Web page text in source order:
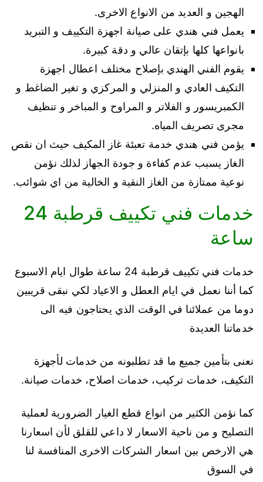
الهجين و العديد من الانواع الاخرى.
يعمل فني هندي على صيانة اجهزة التكييف و التبريد
بانواعها كلها بإتقان عالي و دقة كبيرة.
يقوم الفني الهندي بإصلاح مختلف اعطال اجهزة
التكيف العادي و المنزلي و المركزي و تغير الضاغط و
الكمبريسور و الفلاتر و المراوح و المباخر و تنظيف
مجرى تصريف المياه.
يؤمن فني هندي خدمة تعبئة غاز المكيف حيث ان نقص
الغاز يسبب عدم كفاءة و جودة الجهاز لذلك نؤمن
نوعية ممتازة من الغاز النقية و الخالية من اي شوائب.
خدمات فني تكييف قرطبة 24
ساعة
خدمات فني تكييف قرطبة 24 ساعة طوال ايام الاسبوع
كما أننا نعمل في ايام العطل و الاعياد لكي نبقى قريبين
دوما من عملائنا في الوقت الذي يحتاجون فيه الى
خدماتنا العديدة
نعنى بتأمين جميع ما قد تطلبونه من خدمات لأجهزة
التكيف، خدمات تركيب، خدمات اصلاح، خدمات صيانة.
كما نؤمن الكثير من انواع قطع الغيار الضرورية لعملية
التصليح و من ناحية الاسعار لا داعي للقلق لأن اسعارنا
هي الارخص بين اسعار الشركات الاخرى المنافسة لنا
في السوق